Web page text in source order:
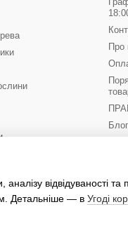
Про
Блог
відвідуваності
Детальніше — в Угоді